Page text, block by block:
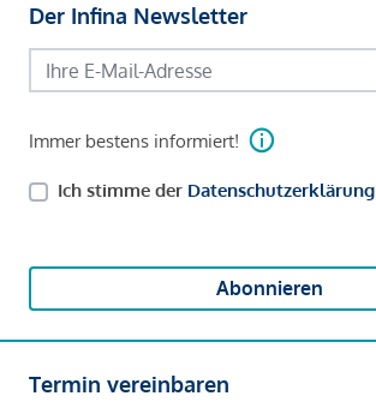
Der Infina Newsletter
Immer bestens informiert!
Ich stimme der Datenschutzerklärung
Abonnieren
Termin vereinbaren